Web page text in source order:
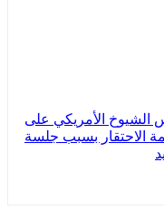
الأمريكي على
الاحتقار بسبب جلسة